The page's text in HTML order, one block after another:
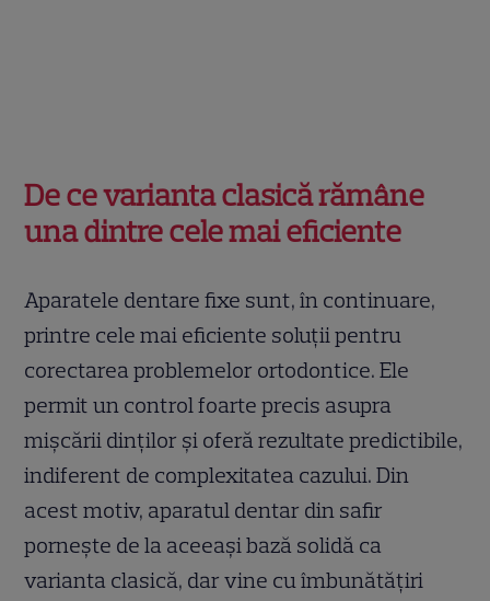
De ce varianta clasică rămâne
una dintre cele mai eficiente
Aparatele dentare fixe sunt, în continuare,
printre cele mai eficiente soluții pentru
corectarea problemelor ortodontice. Ele
permit un control foarte precis asupra
mișcării dinților și oferă rezultate predictibile,
indiferent de complexitatea cazului. Din
acest motiv, aparatul dentar din safir
pornește de la aceeași bază solidă ca
varianta clasică, dar vine cu îmbunătățiri